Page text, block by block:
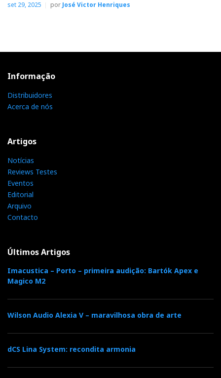
set 29, 2025 porJosé Victor Henriques
Informação
Distribuidores
Acerca de nós
Artigos
Notícias
Reviews Testes
Eventos
Editorial
Arquivo
Contacto
Últimos Artigos
Imacustica – Porto – primeira audição: Bartók Apex e
Magico M2
Wilson Audio Alexia V – maravilhosa obra de arte
dCS Lina System: recondita armonia